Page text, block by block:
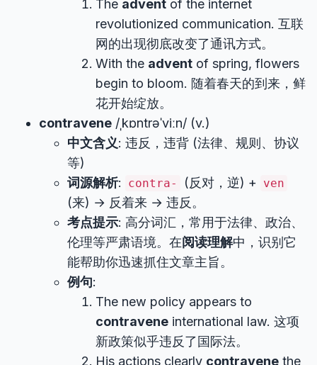
The advent of the internet
revolutionized communication. 互联
网的出现彻底改变了通讯方式。
With the advent of spring, flowers
begin to bloom. 随着春天的到来，鲜
花开始绽放。
contravene /ˌkɒntrəˈviːn/ (v.)
中文含义: 违反，违背 (法律、规则、协议
等)
词源解析: contra- (反对，逆) + ven
(来) → 反着来 → 违反。
考点提示: 高分词汇，常用于法律、政治、
伦理等严肃语境。在阅读理解中，识别它
能帮助你迅速抓住文章主旨。
例句:
The new policy appears to
contravene international law. 这项
新政策似乎违反了国际法。
His actions clearly contravene the